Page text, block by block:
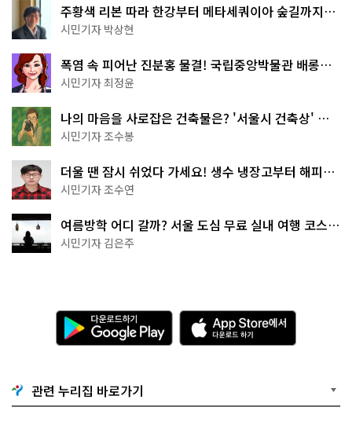
주황색 리본 따라 한강부터 메타세쿼이아 숲길까지…
서울둘레길 15코스
시민기자 박상현
폭염 속 피어난 진분홍 물결! 국립중앙박물관 배롱나
무 명소
시민기자 최정윤
나의 마음을 사로잡은 건축물은? '서울시 건축상' 수
상작 공개!
시민기자 조수봉
더울 땐 잠시 쉬었다 가세요! 생수 냉장고부터 해피소
·무더위쉼터까지
시민기자 조수연
여름방학 어디 갈까? 서울 도심 무료 실내 여행 코스
추천
시민기자 김은주
다
운
로
기
G
o
A
p
p
e
관련 누리집 바로가기